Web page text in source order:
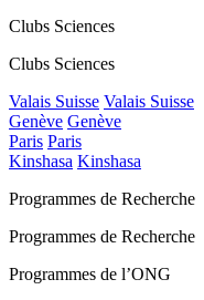
Clubs Sciences
Clubs Sciences
Valais Suisse Valais Suisse
Genève Genève
Paris Paris
Kinshasa Kinshasa
Programmes de Recherche
Programmes de Recherche
Programmes de l’ONG